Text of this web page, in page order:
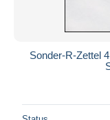
Sonder-R-Zettel